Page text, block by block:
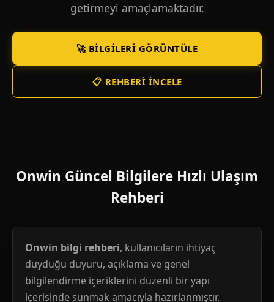
getirmeyi amaçlamaktadır.
🚀 BILGILERI GÖRÜNTÜLE
📋 REHBERI İNCELE
Onwin Güncel Bilgilere Hızlı Ulaşım
Rehberi
Onwin bilgi rehberi, kullanıcıların ihtiyaç
duyduğu duyuru, açıklama ve genel
bilgilendirme içeriklerini düzenli bir yapı
içerisinde sunmak amacıyla hazırlanmıştır.